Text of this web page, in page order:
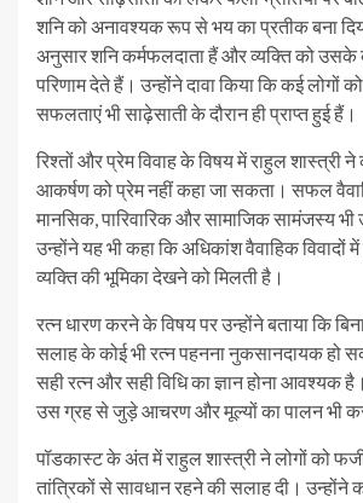
शनि को अनावश्यक रूप से भय का प्रतीक बना
अनुसार शनि कर्मफलदाता हैं और व्यक्ति को उसके
परिणाम देते हैं। उन्होंने दावा किया कि कई लोगों
सफलताएं भी साढ़ेसाती के दौरान ही प्राप्त हुई हैं।
रिश्तों और प्रेम विवाह के विषय में राहुल शास्त्री
आकर्षण को प्रेम नहीं कहा जा सकता। सफल
मानसिक, पारिवारिक और सामाजिक सामंजस्य भी
उन्होंने यह भी कहा कि अधिकांश वैवाहिक विवादों
व्यक्ति की भूमिका देखने को मिलती है।
रत्न धारण करने के विषय पर उन्होंने बताया कि
सलाह के कोई भी रत्न पहनना नुकसानदायक हो
सही रत्न और सही विधि का ज्ञान होना आवश्यक
उस ग्रह से जुड़े आचरण और मूल्यों का पालन भी
पॉडकास्ट के अंत में राहुल शास्त्री ने लोगों को
तांत्रिकों से सावधान रहने की सलाह दी। उन्होंने